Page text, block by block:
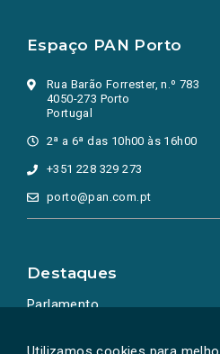
Espaço PAN Porto
Rua Barão Forrester, n.º 783
4050-273 Porto
Portugal
2ª a 6ª das 10h00 às 16h00
+351 228 329 273
porto@pan.com.pt
Destaques
Parlamento